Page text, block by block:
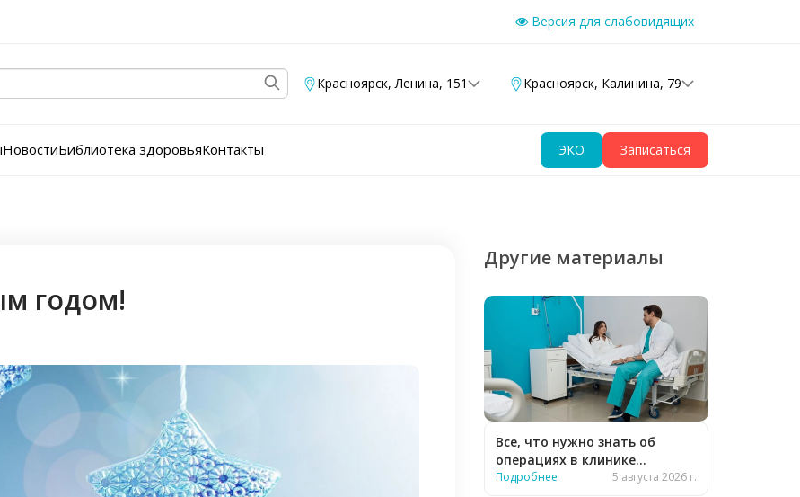
Версия для слабовидящих
Красноярск, Ленина, 151 Красноярск, Калинина, 79
НовостиБиблиотека здоровьяКонтакты ЭКО Записаться
годом!
Другие материалы
Все, что нужно знать об
операциях в клинике
«Бионика»
Подробнее 5 августа 2026 г.